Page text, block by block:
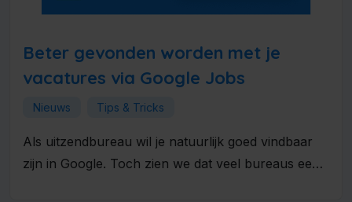
Beter gevonden worden met je
vacatures via Google Jobs
Nieuws Tips & Tricks
Als uitzendbureau wil je natuurlijk goed vindbaar
zijn in Google. Toch zien we dat veel bureaus een